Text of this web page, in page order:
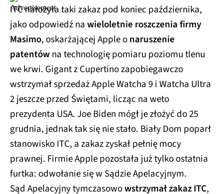
ITC nałożyła taki zakaz pod koniec października,
jako odpowiedź nawieloletnie roszczenia firmy
Masimo, oskarżającej Apple onaruszenie
patentówna technologię pomiaru poziomu tlenu
we krwi. Gigant z Cupertino zapobiegawczo
wstrzymał sprzedaż Apple Watcha 9 i Watcha Ultra
2 jeszcze przed Świętami, licząc na weto
prezydenta USA. Joe Biden mógł je złożyć do 25
grudnia, jednak tak się nie stało. Biały Dom poparł
stanowisko ITC, a zakaz zyskał pełnię mocy
prawnej. Firmie Apple pozostała już tylko ostatnia
furtka: odwołanie się w Sądzie Apelacyjnym.
Sąd Apelacyjny tymczasowowstrzymał zakaz ITC,